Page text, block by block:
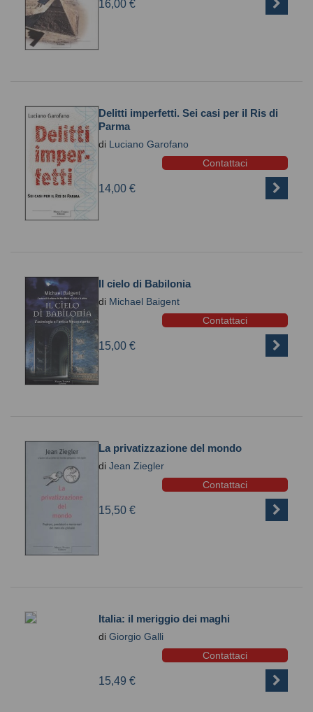
16,00 €
Delitti imperfetti. Sei casi per il Ris di
Parma
di Luciano Garofano
Contattaci
14,00 €
Il cielo di Babilonia
di Michael Baigent
Contattaci
15,00 €
La privatizzazione del mondo
di Jean Ziegler
Contattaci
15,50 €
Italia: il meriggio dei maghi
di Giorgio Galli
Contattaci
15,49 €